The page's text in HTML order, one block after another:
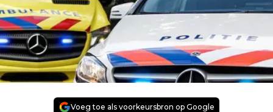
Voeg toe als voorkeursbron op Google